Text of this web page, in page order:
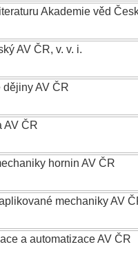
Akademie věd
AV ČR, v. v. i.
dějiny AV ČR
AV ČR
hornin AV ČR
mechaniky AV
a automatizace AV ČR